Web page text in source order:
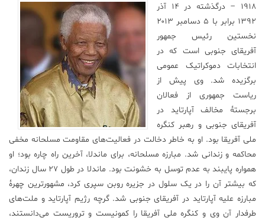
محیط
زیست
علم
و
فناوری
عکس
پادکست
۱۹۱۸ – درگذشته در ۱۴ آذر
۱۳۹۲ برابر با ۵ دسامبر ۲۰۱۳
نخستین رئیس جمهور
آفریقای جنوبی است که در
انتخابات دموکراتیک عمومی
برگزیده شد. وی پیش از
ریاست جمهوری از فعالان
برجستهٔ مخالف آپارتاید در
آفریقای جنوبی و رهبر کنگره
ملی آفریقا بود. او به خاطر دخالت در فعالیت‌های مقاومت مسلحانه مخفی
محاکمه و زندانی شد. مبارزه مسلحانه، برای ماندلا، آخرین راه چاره بود؛ او
همواره پایبند به عدم توسل به خشونت بود. ماندلا در طول ۲۷ سال زندان،
که بیشتر آن را در یک سلول در جزیره روبن سپری کرد، مشهورترین چهرهٔ
مبارزه علیه آپارتاید در آفریقای جنوبی شد. گرچه رژیم آپارتاید و ملت‌های
طرفدار آن وی و کنگره ملی آفریقا را کمونیست و تروریست می‌دانستند،